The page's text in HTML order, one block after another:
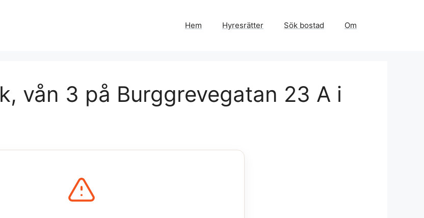
Hem Hyresrätter Sök bostad Om
vån 3 på Burggrevegatan 23 A i